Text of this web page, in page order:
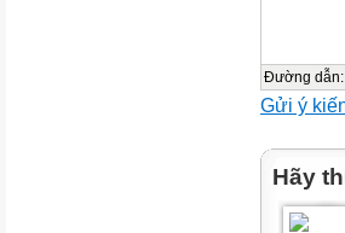
Đường dẫn:
Gửi ý
Hãy